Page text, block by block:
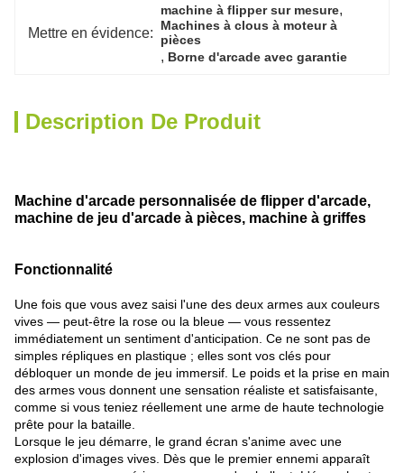
Mettre en évidence:
machine à flipper sur mesure,
Machines à clous à moteur à
pièces
, Borne d'arcade avec garantie
Description De Produit
Machine d'arcade personnalisée de flipper d'arcade,
machine de jeu d'arcade à pièces, machine à griffes
Fonctionnalité
Une fois que vous avez saisi l'une des deux armes aux couleurs
vives — peut-être la rose ou la bleue — vous ressentez
immédiatement un sentiment d'anticipation. Ce ne sont pas de
simples répliques en plastique ; elles sont vos clés pour
débloquer un monde de jeu immersif. Le poids et la prise en main
des armes vous donnent une sensation réaliste et satisfaisante,
comme si vous teniez réellement une arme de haute technologie
prête pour la bataille.
Lorsque le jeu démarre, le grand écran s'anime avec une
explosion d'images vives. Dès que le premier ennemi apparaît